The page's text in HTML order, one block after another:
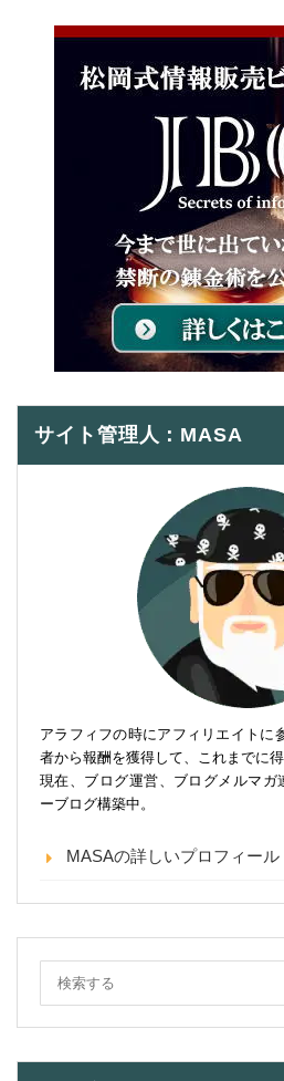
サイト管理人：MASA
アラフィフの時にアフィリエイトに
者から報酬を獲得して、これまでに
現在、ブログ運営、ブログメルマガ
ーブログ構築中。
MASAの詳しいプロフィール